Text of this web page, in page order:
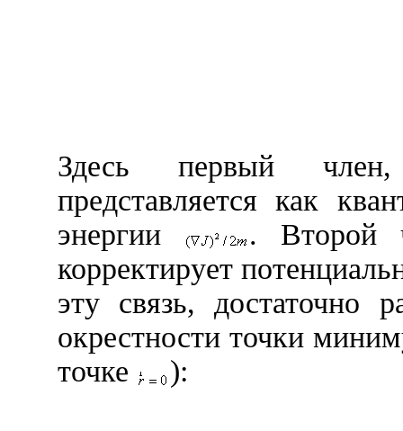
Здесь первый
представляется как
энергии
. Второй
корректирует
эту связь, достаточно
окрестности точки
точке
):